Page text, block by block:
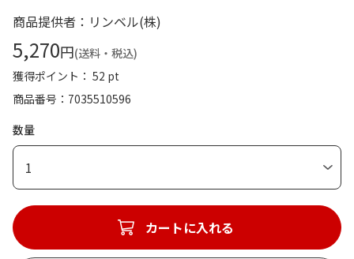
商品提供者：リンベル(株)
5,270円(送料・税込)
獲得ポイント： 52 pt
商品番号
7035510596
数量
1
カートに入れる